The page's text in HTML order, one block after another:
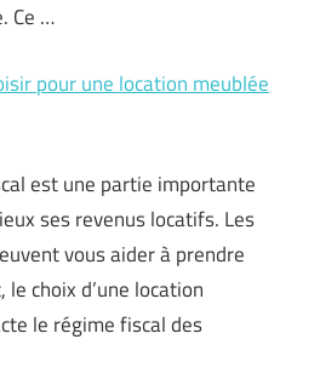
Ce …
pour une location meublée
est une partie importante
ses revenus locatifs. Les
vous aider à prendre
choix d’une location
le régime fiscal des